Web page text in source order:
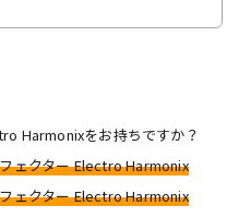
Harmonixをお持ちですか？
ェクター Electro Harmonix
ェクター Electro Harmonix